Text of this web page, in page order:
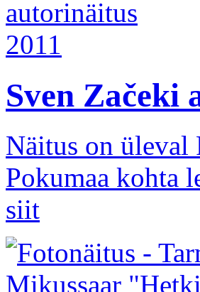
Sven Začeki
Näitus on üleval
Pokumaa kohta
siit